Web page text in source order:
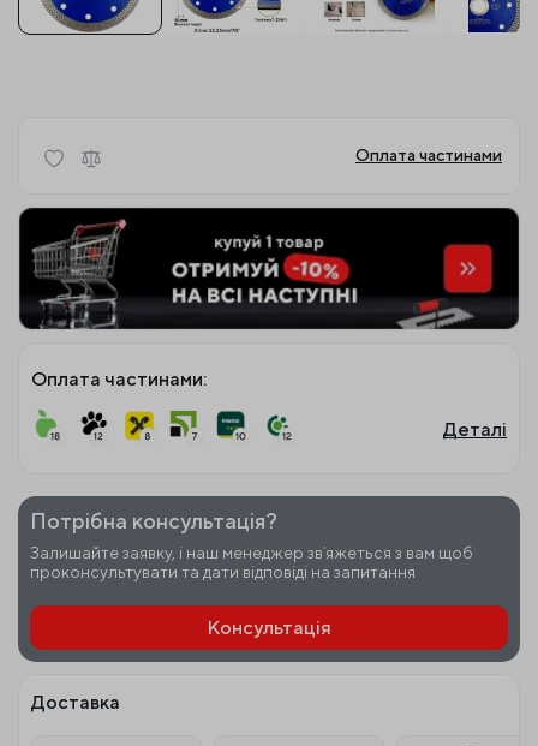
Оплата частинами
Оплата частинами:
Деталі
Потрібна консультація?
Залишайте заявку, і наш менеджер звʼяжеться з вам щоб
проконсультувати та дати відповіді на запитання
Консультація
Доставка